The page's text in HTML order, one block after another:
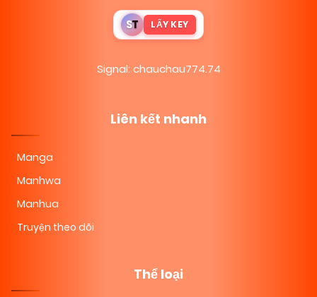
ST LẤY KEY
Signal: chauchau774.74
Liên kết nhanh
Manga
Manhwa
Manhua
Truyện theo dõi
Thể loại